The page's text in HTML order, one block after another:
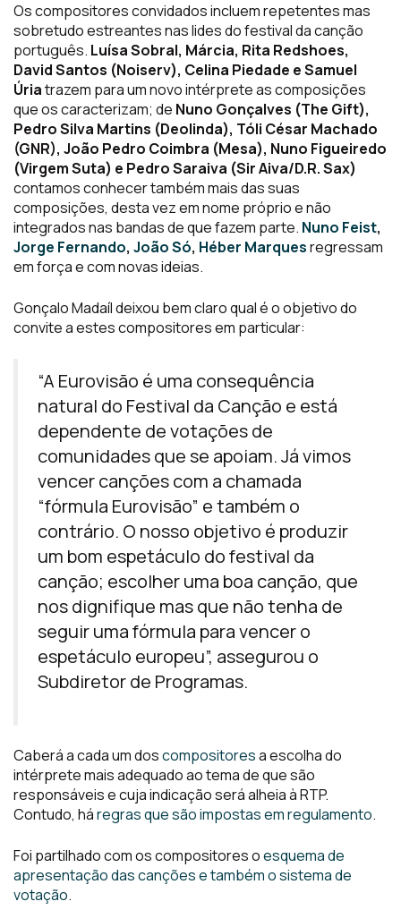
Os compositores convidados incluem repetentes mas
sobretudo estreantes nas lides do festival da canção
português. Luísa Sobral, Márcia, Rita Redshoes,
David Santos (Noiserv), Celina Piedade e Samuel
Úriatrazem para um novo intérprete as composições
que os caracterizam; de Nuno Gonçalves (The Gift),
Pedro Silva Martins (Deolinda), Tóli César Machado
(GNR), João Pedro Coimbra (Mesa), Nuno Figueiredo
(Virgem Suta) e Pedro Saraiva (Sir Aiva/D.R. Sax)
contamos conhecer também mais das suas
composições, desta vez em nome próprio e não
integrados nas bandas de que fazem parte. Nuno Feist,
Jorge Fernando, João Só, Héber Marquesregressam
em força e com novas ideias.
Gonçalo Madaíl deixou bem claro qual é o objetivo do
convite a estes compositores em particular:
“A Eurovisão é uma consequência
natural do Festival da Canção e está
dependente de votações de
comunidades que se apoiam. Já vimos
vencer canções com a chamada
“fórmula Eurovisão” e também o
contrário. O nosso objetivo é produzir
um bom espetáculo do festival da
canção; escolher uma boa canção, que
nos dignifique mas que não tenha de
seguir uma fórmula para vencer o
espetáculo europeu”, assegurou o
Subdiretor de Programas.
Caberá a cada um doscompositoresa escolha do
intérprete mais adequado ao tema de que são
responsáveis e cuja indicação será alheia à RTP.
Contudo, háregras que são impostas em regulamento.
Foi partilhado com os compositores oesquema de
apresentação das canções e também o sistema de
votação.